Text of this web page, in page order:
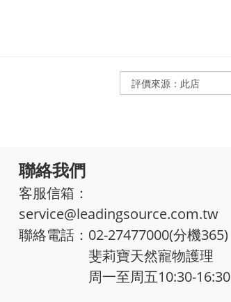
聯絡我們
客服信箱：
service@leadingsource.com.tw
聯絡電話：02-27477000(分機365)
斐莉寶天然寵物護理
周一至周五10:30-16:30